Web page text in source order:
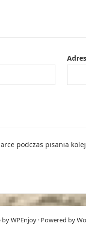
podczas pisania
byWPEnjoy · Powered by